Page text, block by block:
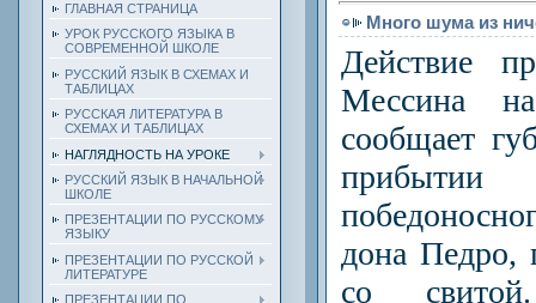
ГЛАВНАЯ СТРАНИЦА
УРОК РУССКОГО ЯЗЫКА В
СОВРЕМЕННОЙ ШКОЛЕ
РУССКИЙ ЯЗЫК В СХЕМАХ И
ТАБЛИЦАХ
РУССКАЯ ЛИТЕРАТУРА В
СХЕМАХ И ТАБЛИЦАХ
НАГЛЯДНОСТЬ НА УРОКЕ
РУССКИЙ ЯЗЫК В НАЧАЛЬНОЙ
ШКОЛЕ
ПРЕЗЕНТАЦИИ ПО РУССКОМУ
ЯЗЫКУ
ПРЕЗЕНТАЦИИ ПО РУССКОЙ
ЛИТЕРАТУРЕ
ПРЕЗЕНТАЦИИ ПО
Много шума из
Действие
Мессина
сообщает
дона Педро,
со